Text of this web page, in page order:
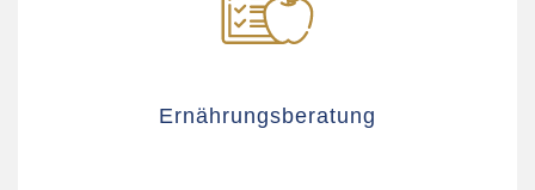
Ernährungsberatung